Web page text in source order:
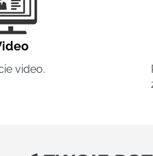
video.